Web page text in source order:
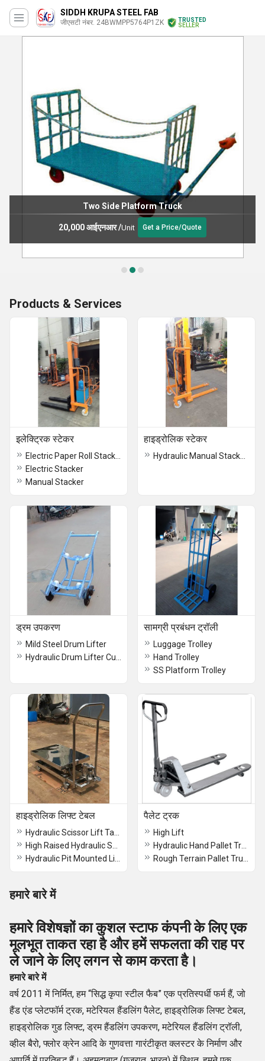
SIDDH KRUPA STEEL FAB
जीएसटी नंबर. 24BWMPP5764P1ZK
TRUSTED
SELLER
Two Side Platform Truck
20,000 आईएनआर/Unit Get a Price/Quote
Products & Services
इलेक्ट्रिक स्टेकर
Electric Stacker
Manual Stacker
हाइड्रोलिक स्टेकर
ड्रम उपकरण
Mild Steel Drum Lifter
सामग्री प्रबंधन ट्रॉली
Luggage Trolley
Hand Trolley
SS Platform Trolley
हाइड्रोलिक लिफ्ट टेबल पैलेट ट्रक
High Lift
हमारे बारे में
हमारे विशेषज्ञों का कुशल स्टाफ कंपनी के लिए एक
मूलभूत ताकत रहा है और हमें सफलता की राह पर
ले जाने के लिए लगन से काम करता है।
हमारे बारे में
वर्ष 2011 में निर्मित, हम “सिद्ध कृपा स्टील फैब” एक प्रतिस्पर्धी फर्म हैं, जो
हैंड एंड प्लेटफॉर्म ट्रक, मटेरियल हैंडलिंग पैलेट, हाइड्रोलिक लिफ्ट टेबल,
हाइड्रोलिक गुड लिफ्ट, ड्रम हैंडलिंग उपकरण, मटेरियल हैंडलिंग ट्रॉली,
व्हील बैरो, फ्लोर क्रेन आदि के गुणवत्ता गारंटीकृत क्लस्टर के निर्माण और